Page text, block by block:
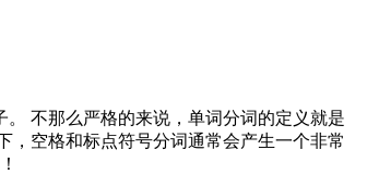
不那么严格的来说，单词分词的定义就是
，空格和标点符号分词通常会产生一个非常